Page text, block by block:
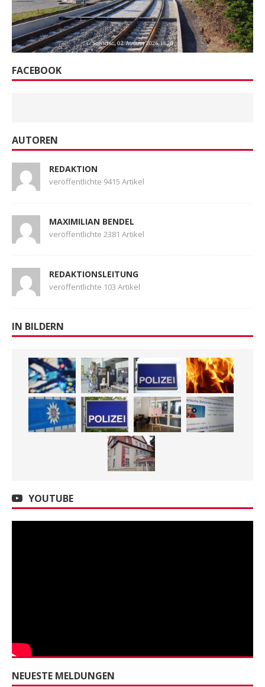
FACEBOOK
AUTOREN
REDAKTION
veröffentlichte 9415 Artikel
MAXIMILIAN BENDEL
veröffentlichte 2381 Artikel
REDAKTIONSLEITUNG
veröffentlichte 103 Artikel
IN BILDERN
YOUTUBE
NEUESTE MELDUNGEN